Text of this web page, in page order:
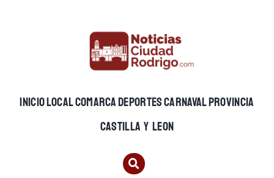
INICIOLOCALCOMARCADEPORTESCARNAVALPROVINCIA
CASTILLA Y LEON